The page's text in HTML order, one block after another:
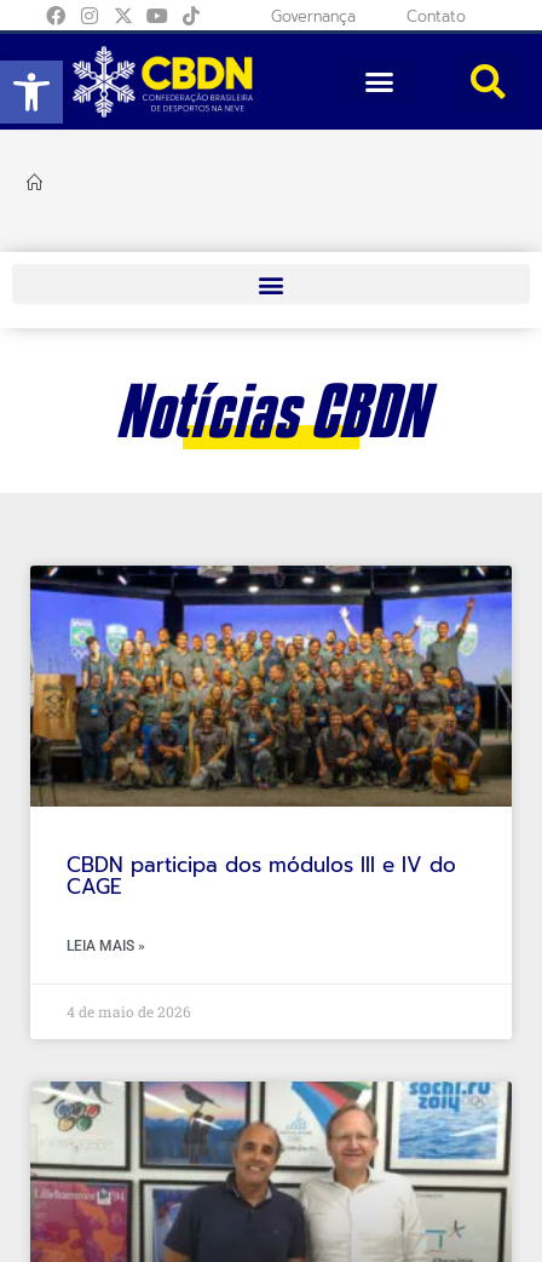
Abrir a barra de ferramentas
Governança Contato
Notícias CBDN
CBDN participa dos módulos III e IV do
CAGE
LEIA MAIS »
4 de maio de 2026